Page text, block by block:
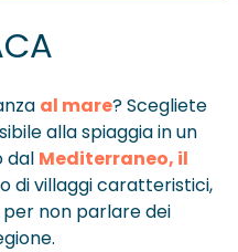
al mare? Scegliete
alla spiaggia in un
dal Mediterraneo, il
di villaggi caratteristici,
non parlare dei